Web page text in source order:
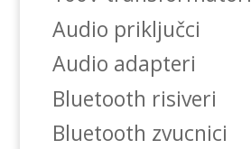
Audio priključci
Audio adapteri
Bluetooth risiveri
Bluetooth zvucnici